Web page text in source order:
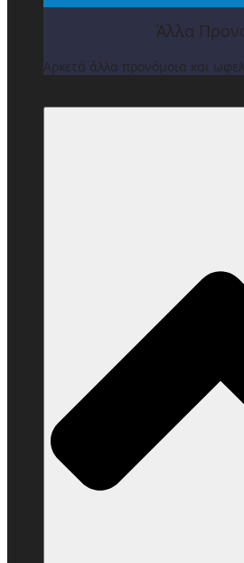
Άλλα
Αρκετά άλλα προνόμοια και